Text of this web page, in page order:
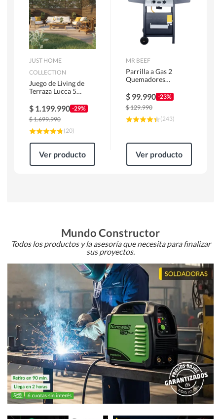
JUST HOME
COLLECTION
Juego de Living de
Terraza Lucca 5
$ 1.199.990 -29%
$1.699.990
(20)
Ver producto
MR BEEF
Parrilla a Gas 2
Quemadores
$ 99.990 -23%
$129.990
(243)
Ver producto
Mundo Constructor
Todos los productos y la asesoría que necesita para finalizar
sus proyectos.